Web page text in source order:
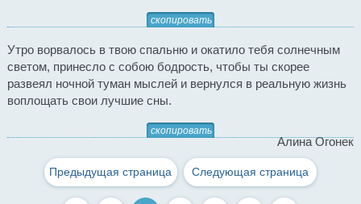
скопировать
Утро ворвалось в твою спальню и окатило тебя солнечным
светом, принесло с собою бодрость, чтобы ты скорее
развеял ночной туман мыслей и вернулся в реальную жизнь
воплощать свои лучшие сны.
скопировать
Алина Огонек
Предыдущая страница Следующая страница